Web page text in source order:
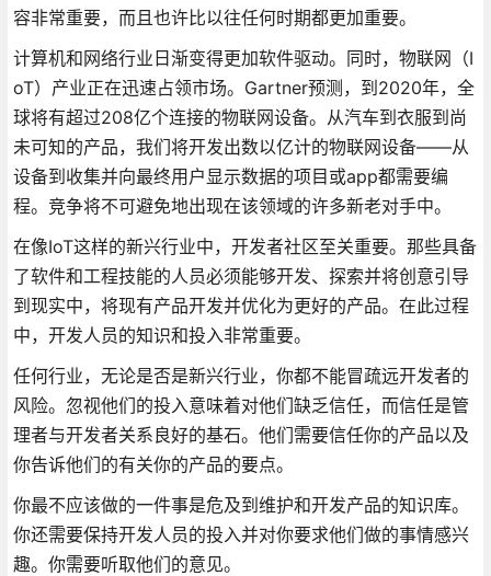
容非常重要，而且也许比以往任何时期都更加重要。
计算机和网络行业日渐变得更加软件驱动。同时，物联网（I
oT）产业正在迅速占领市场。Gartner预测，到2020年，全
球将有超过208亿个连接的物联网设备。从汽车到衣服到尚
未可知的产品，我们将开发出数以亿计的物联网设备——从
设备到收集并向最终用户显示数据的项目或app都需要编
程。竞争将不可避免地出现在该领域的许多新老对手中。
在像IoT这样的新兴行业中，开发者社区至关重要。那些具备
了软件和工程技能的人员必须能够开发、探索并将创意引导
到现实中，将现有产品开发并优化为更好的产品。在此过程
中，开发人员的知识和投入非常重要。
任何行业，无论是否是新兴行业，你都不能冒疏远开发者的
风险。忽视他们的投入意味着对他们缺乏信任，而信任是管
理者与开发者关系良好的基石。他们需要信任你的产品以及
你告诉他们的有关你的产品的要点。
你最不应该做的一件事是危及到维护和开发产品的知识库。
你还需要保持开发人员的投入并对你要求他们做的事情感兴
趣。你需要听取他们的意见。